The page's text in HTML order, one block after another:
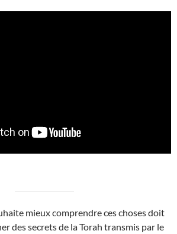
mieux comprendre ces choses doit
des secrets de la Torah transmis par le